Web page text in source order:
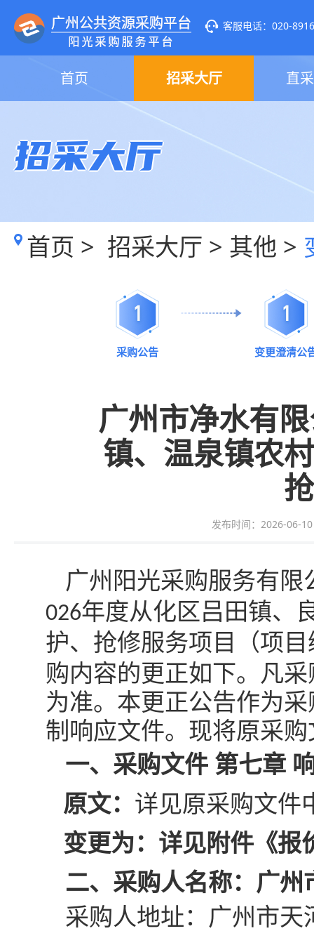
客服电话：020-
首页 招采大厅 直
招采大厅
首页 > 招采大厅 > 其他 >
1
采购公告
1
变更澄清公
广州市净水有
镇、温泉镇农
发布时间：2026-06-
广州阳光采购服务有限
026年度从化区吕田镇、
护、抢修服务项目
（项
购内容的更正如下。凡采
为准。本更正公告作为采
制响应文件。现将原采
一、采购文件 第七章
原文： 详见原采购文件
变更为：详见附件《报
二、采购人名称：广州
采购人地址：广州市天